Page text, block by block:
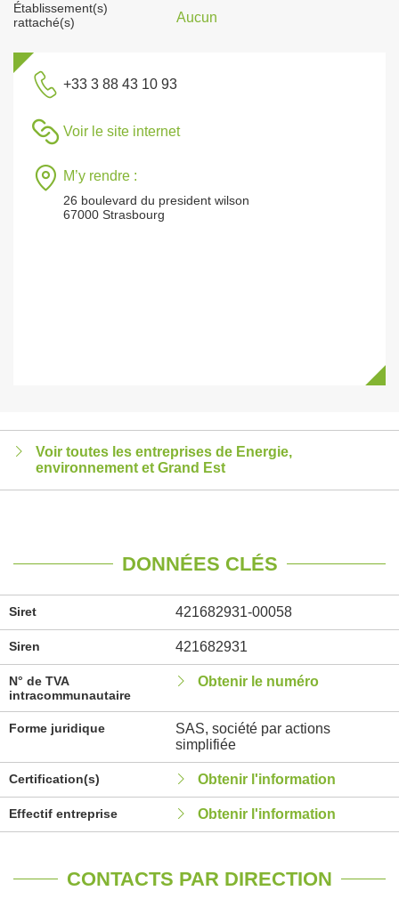
Établissement(s)
rattaché(s)
Aucun
+33 3 88 43 10 93
Voir le site internet
M’y rendre :
26 boulevard du president wilson
67000 Strasbourg
Voir toutes les entreprises de Energie,
environnement et Grand Est
DONNÉES CLÉS
Siret 421682931-00058
Siren 421682931
N° de TVA
intracommunautaire
Obtenir le numéro
Forme juridique
SAS, société par actions
simplifiée
Certification(s) Obtenir l'information
Effectif entreprise Obtenir l'information
CONTACTS PAR DIRECTION